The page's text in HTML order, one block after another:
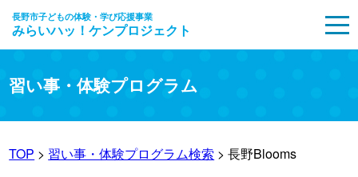
長野市子どもの体験・学び応援事業
みらいハッ！ケンプロジェクト
習い事・体験プログラム
TOP > 習い事・体験プログラム検索 > 長野Blooms